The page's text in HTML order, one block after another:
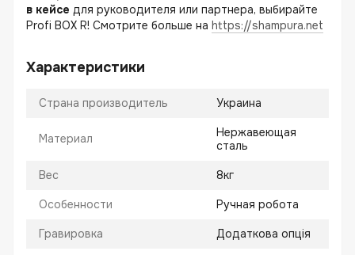
в кейсе для руководителя или партнера, выбирайте
Profi BOX R! Смотрите больше на https://shampura.net
Характеристики
Страна производитель Украина
Материал
Нержавеющая
сталь
Вес 8кг
Особенности Ручная робота
Гравировка Додаткова опція